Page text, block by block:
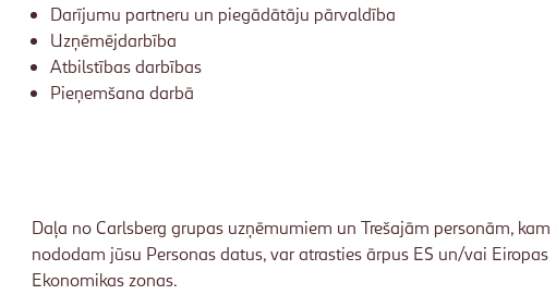
Darījumu partneru un piegādātāju pārvaldība
Uzņēmējdarbība
Atbilstības darbības
Pieņemšana darbā
Daļa no Carlsberg grupas uzņēmumiem un Trešajām personām, kam
nododam jūsu Personas datus, var atrasties ārpus ES un/vai Eiropas
Ekonomikas zonas.